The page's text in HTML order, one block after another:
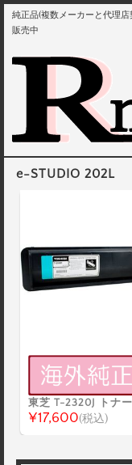
純正品(複数メーカーと代理
販売中
e-STUDIO 202L
東芝 T-2320J トナー
¥17,600(税込)